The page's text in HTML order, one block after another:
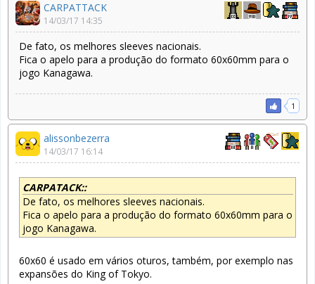
CARPATTACK
14/03/17 14:35
De fato, os melhores sleeves nacionais.
Fica o apelo para a produção do formato 60x60mm para o
jogo Kanagawa.
1
alissonbezerra
14/03/17 16:14
CARPATACK::
De fato, os melhores sleeves nacionais.
Fica o apelo para a produção do formato 60x60mm para o
jogo Kanagawa.
60x60 é usado em vários oturos, também, por exemplo nas
expansões do King of Tokyo.